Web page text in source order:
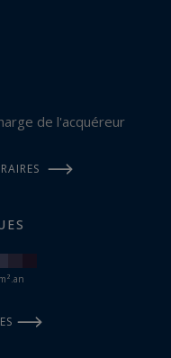
de l'acquéreur